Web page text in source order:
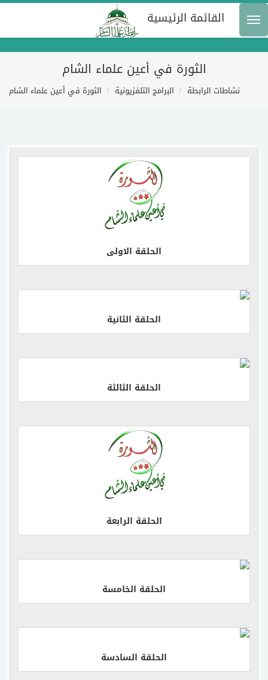
القائمة الرئيسية
الثورة في أعين علماء الشام
نشاطات الرابطة البرامج التلفزيونية الثورة في أعين علماء الشام
إقرأ المزيد
الحلقة الاولى
إقرأ المزيد
الحلقة الثانية
إقرأ المزيد
الحلقة الثالثة
إقرأ المزيد
الحلقة الرابعة
إقرأ المزيد
الحلقة الخامسة
إقرأ المزيد
الحلقة السادسة